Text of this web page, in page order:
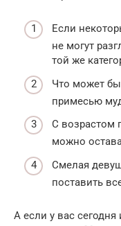
Если
не могут
той же
Что может
примесью
С возрастом
можно
Смелая
поставить
А если у вас